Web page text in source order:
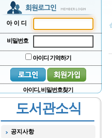
아이디
비밀번호
아이디 기억하기
아이디, 비밀번호찾기
도서관소식
공지사항